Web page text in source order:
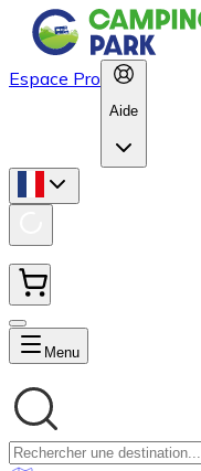
Espace Pro
Aide
Menu